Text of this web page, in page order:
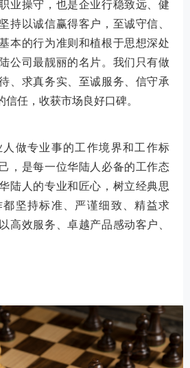
操守，也是企业行稳致远、健
持以诚信赢得客户，至诚守信、
本的行为准则和植根于思想深处
公司最靓丽的名片。我们只有做
、求真务实、至诚服务、信守承
任，收获市场良好口碑。
做专业事的工作境界和工作标
，是每一位华陆人必备的工作态
陆人的专业和匠心，树立经典思
坚持标准、严谨细致、精益求
高效服务、卓越产品感动客户、